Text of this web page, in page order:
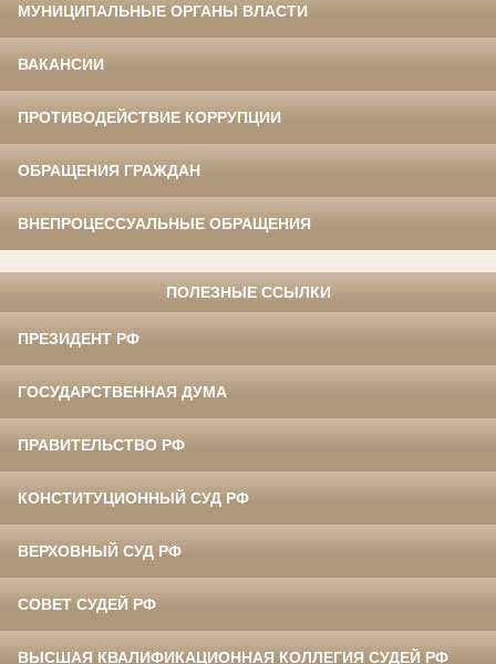
МУНИЦИПАЛЬНЫЕ ОРГАНЫ ВЛАСТИ
ВАКАНСИИ
ПРОТИВОДЕЙСТВИЕ КОРРУПЦИИ
ОБРАЩЕНИЯ ГРАЖДАН
ВНЕПРОЦЕССУАЛЬНЫЕ ОБРАЩЕНИЯ
ПОЛЕЗНЫЕ ССЫЛКИ
ПРЕЗИДЕНТ РФ
ГОСУДАРСТВЕННАЯ ДУМА
ПРАВИТЕЛЬСТВО РФ
КОНСТИТУЦИОННЫЙ СУД РФ
ВЕРХОВНЫЙ СУД РФ
СОВЕТ СУДЕЙ РФ
ВЫСШАЯ КВАЛИФИКАЦИОННАЯ КОЛЛЕГИЯ СУДЕЙ РФ